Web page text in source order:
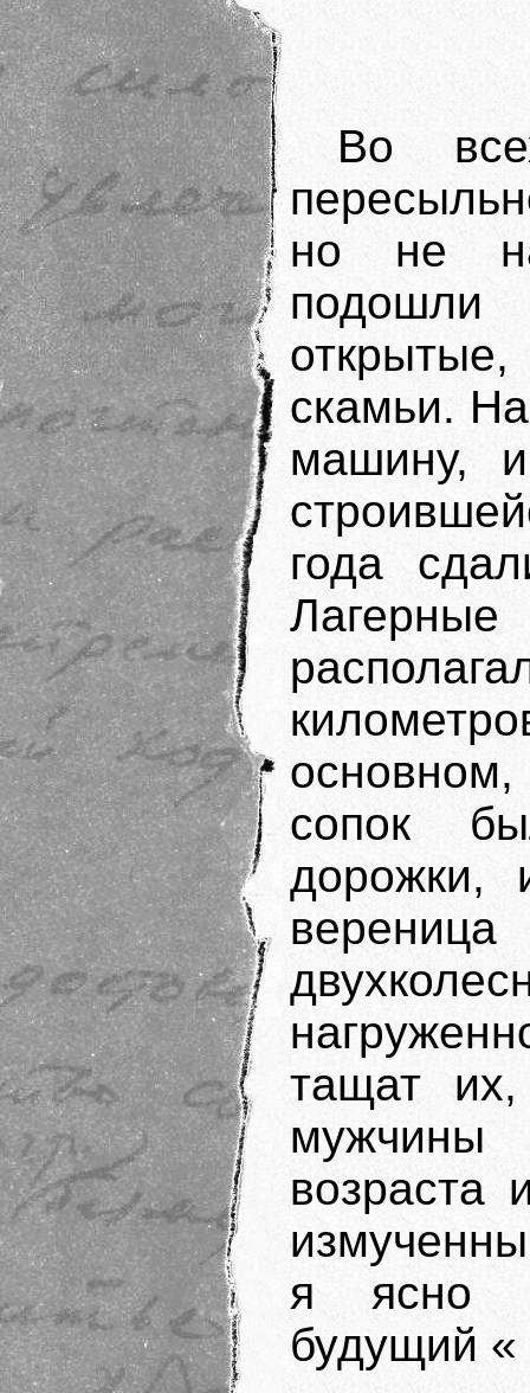
Во
но не
подошли
скамьи.
машину,
года
сопок
тащат
возраста
я ясно
будущий